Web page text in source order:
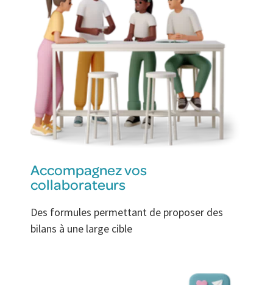
Accompagnez vos
collaborateurs
Des formules permettant de proposer des
bilans à une large cible